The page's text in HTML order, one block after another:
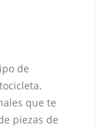
de
que te
piezas de